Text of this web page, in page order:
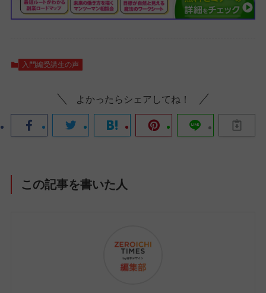
入門編受講生の声
よかったらシェアしてね！
この記事を書いた人